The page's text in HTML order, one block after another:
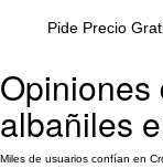
Pide Precio
Opiniones
albañiles
Miles de usuarios confían en